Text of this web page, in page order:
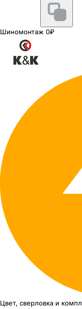
Шиномонтаж 0₽
Цвет, сверловка и